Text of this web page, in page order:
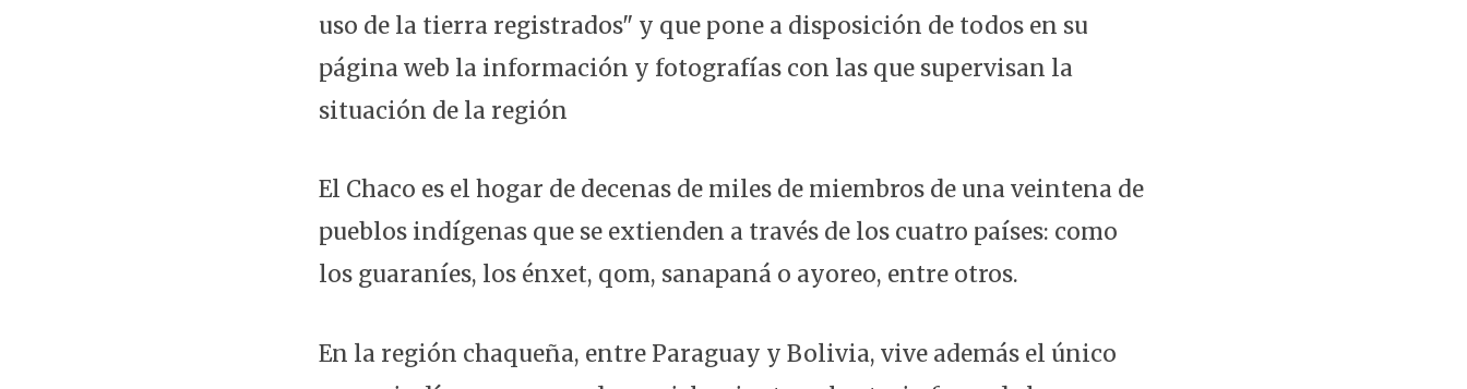
uso de la tierra registrados" y que pone a disposición de todos en su
página web la información y fotografías con las que supervisan la
situación de la región
El Chaco es el hogar de decenas de miles de miembros de una veintena de
pueblos indígenas que se extienden a través de los cuatro países: como
los guaraníes, los énxet, qom, sanapaná o ayoreo, entre otros.
En la región chaqueña, entre Paraguay y Bolivia, vive además el único